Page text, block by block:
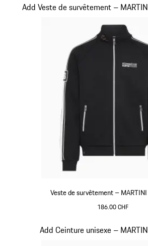
Veste de survêtement
186.00 CHF
Add Veste de survêtement –
Diapositive 12 sur 20
Add Ceinture unisexe –
Diapositive 13 sur 20